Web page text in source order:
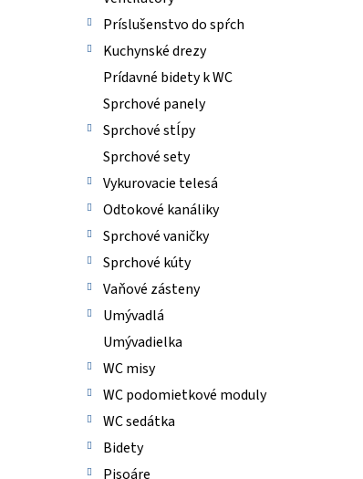
Príslušenstvo do spŕch
Kuchynské drezy
Prídavné bidety k WC
Sprchové panely
Sprchové stĺpy
Sprchové sety
Vykurovacie telesá
Odtokové kanáliky
Sprchové vaničky
Sprchové kúty
Vaňové zásteny
Umývadlá
Umývadielka
WC misy
WC podomietkové moduly
WC sedátka
Bidety
Pisoáre